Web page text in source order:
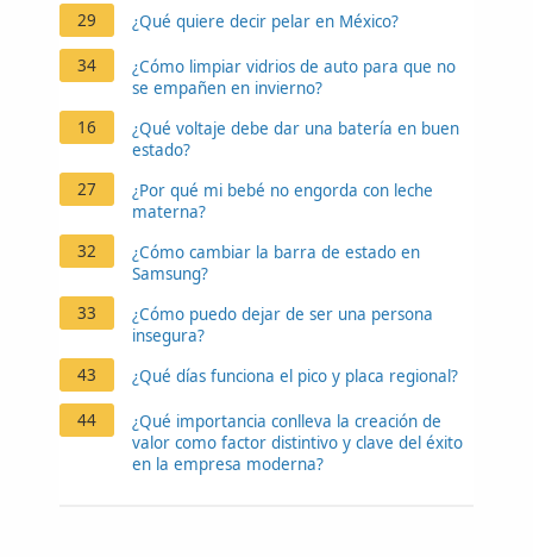
29 ¿Qué quiere decir pelar en México?
34
¿Cómo limpiar vidrios de auto para que no
se empañen en invierno?
16
¿Qué voltaje debe dar una batería en buen
estado?
27
¿Por qué mi bebé no engorda con leche
materna?
32
¿Cómo cambiar la barra de estado en
Samsung?
33
¿Cómo puedo dejar de ser una persona
insegura?
43
¿Qué días funciona el pico y placa regional?
44
¿Qué importancia conlleva la creación de
valor como factor distintivo y clave del éxito
en la empresa moderna?